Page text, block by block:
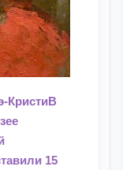
КристиВ
15